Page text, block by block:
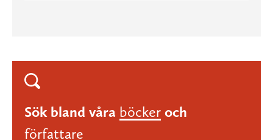
Sök bland våra böcker och
författare